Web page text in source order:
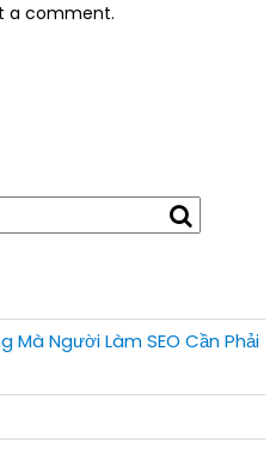
a comment.
Mà Người Làm SEO Cần Phải